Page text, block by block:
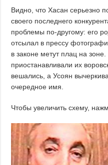
Видно, что Хасан серьезно
своего последнего
проблемы по-другому: его
отсылал в прессу
в законе метут плац на
приостанавливали их
вешались, а Усоян
очередное имя.
Чтобы увеличить схему,